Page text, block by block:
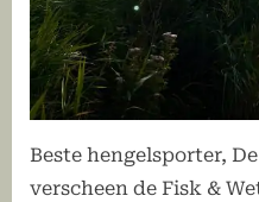
Beste hengelsporter,
verscheen de Fisk &